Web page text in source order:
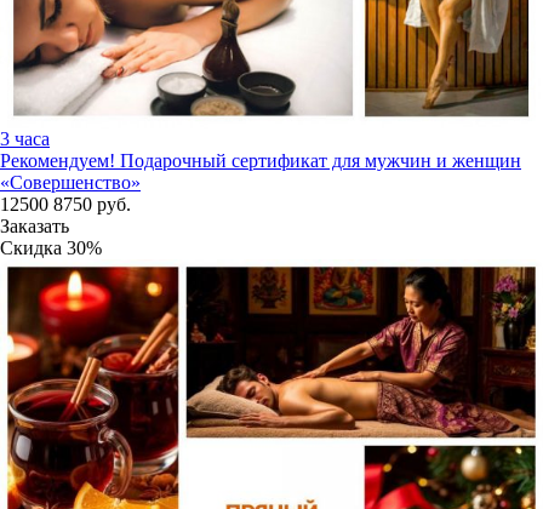
3 часа
Рекомендуем! Подарочный сертификат для мужчин и женщин
«Совершенство»
12500 8750 руб.
Заказать
Скидка 30%